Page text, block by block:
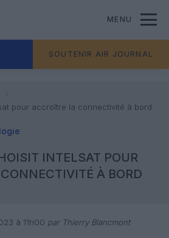
MENU
SOUTENIR AIR JOURNAL
pour accroître la connectivité à bord
INTELSAT POUR
À BORD
à 11h00 par Thierry Blancmont